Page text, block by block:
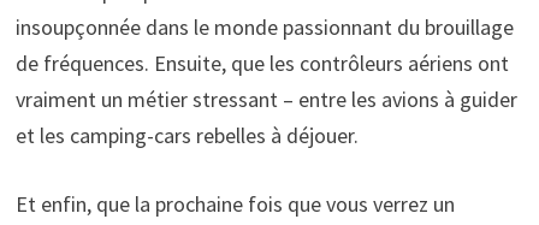
insoupçonnée dans le monde passionnant du brouillage
de fréquences. Ensuite, que les contrôleurs aériens ont
vraiment un métier stressant – entre les avions à guider
et les camping-cars rebelles à déjouer.
Et enfin, que la prochaine fois que vous verrez un